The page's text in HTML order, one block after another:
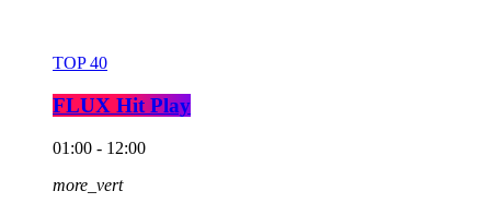
TOP 40
FLUX Hit Play
01:00 - 12:00
more_vert